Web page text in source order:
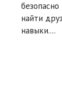
найти
навыки....